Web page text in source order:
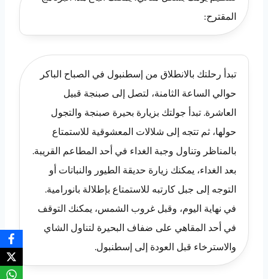
المقترح:
تبدأ رحلتك بالانطلاق من إسطنبول في الصباح الباكر
حوالي الساعة الثامنة، لتصل إلى صبنجة قبيل
العاشرة. تبدأ جولتك بزيارة بحيرة صبنجة والتجول
حولها، ثم تتجه إلى شلالات المعشوقية للاستمتاع
بالمناظر وتناول وجبة الغداء في أحد المطاعم القريبة.
بعد الغداء، يمكنك زيارة حديقة الطيور والنباتات أو
التوجه إلى جبل كارتبه للاستمتاع بإطلالة بانورامية.
في نهاية اليوم، وقبل غروب الشمس، يمكنك التوقف
في أحد المقاهي على ضفاف البحيرة لتناول الشاي
والاسترخاء قبل العودة إلى إسطنبول.